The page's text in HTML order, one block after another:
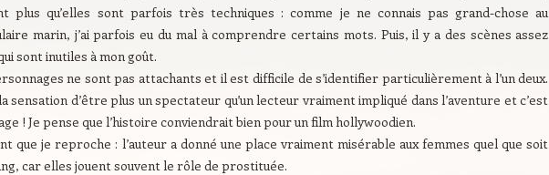
plus qu’elles sont parfois très techniques : comme je ne connais pas grand-chose au
marin, j’ai parfois eu du mal à comprendre certains mots. Puis, il y a des scènes assez
sont inutiles à mon goût.
ne sont pas attachants et il est difficile de s’identifier particulièrement à l’un deux.
la sensation d’être plus un spectateur qu’un lecteur vraiment impliqué dans l’aventure et c’est
! Je pense que l’histoire conviendrait bien pour un film hollywoodien.
que je reproche : l’auteur a donné une place vraiment misérable aux femmes quel que soit
car elles jouent souvent le rôle de prostituée.